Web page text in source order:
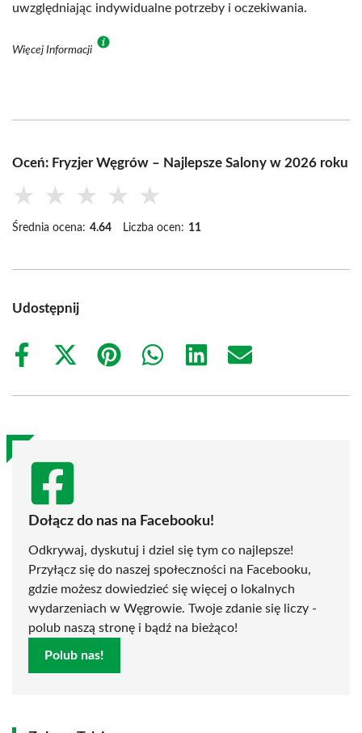
uwzględniając indywidualne potrzeby i oczekiwania.
Więcej Informacji
Oceń: Fryzjer Węgrów – Najlepsze Salony w 2026 roku
★ ★ ★ ★ ★
Średnia ocena: 4.64 Liczba ocen: 11
Udostępnij
Share
Share
(Twitter)
Share
Share
Share
Share
Dołącz do nas na Facebooku!
Odkrywaj, dyskutuj i dziel się tym co najlepsze!
Przyłącz się do naszej społeczności na Facebooku,
gdzie możesz dowiedzieć się więcej o lokalnych
wydarzeniach w Węgrowie. Twoje zdanie się liczy -
polub naszą stronę i bądź na bieżąco!
Polub nas!